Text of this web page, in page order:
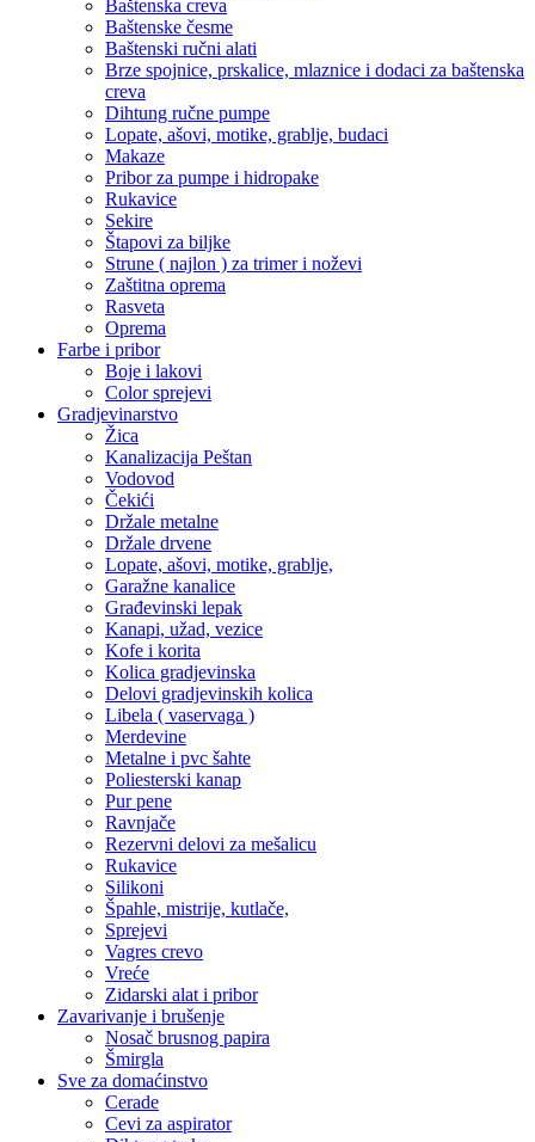
Baštenska creva
Baštenske česme
Baštenski ručni alati
Brze spojnice, prskalice, mlaznice i dodaci za baštenska
creva
Dihtung ručne pumpe
Lopate, ašovi, motike, grablje, budaci
Makaze
Pribor za pumpe i hidropake
Rukavice
Sekire
Štapovi za biljke
Strune ( najlon ) za trimer i noževi
Zaštitna oprema
Rasveta
Oprema
Farbe i pribor
Boje i lakovi
Color sprejevi
Gradjevinarstvo
Žica
Kanalizacija Peštan
Vodovod
Čekići
Držale metalne
Držale drvene
Lopate, ašovi, motike, grablje,
Garažne kanalice
Građevinski lepak
Kanapi, užad, vezice
Kofe i korita
Kolica gradjevinska
Delovi gradjevinskih kolica
Libela ( vaservaga )
Merdevine
Metalne i pvc šahte
Poliesterski kanap
Pur pene
Ravnjače
Rezervni delovi za mešalicu
Rukavice
Silikoni
Špahle, mistrije, kutlače,
Sprejevi
Vagres crevo
Vreće
Zidarski alat i pribor
Zavarivanje i brušenje
Nosač brusnog papira
Šmirgla
Sve za domaćinstvo
Cerade
Cevi za aspirator